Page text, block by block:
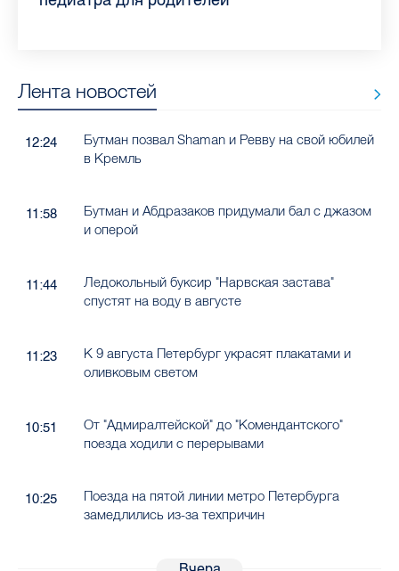
Лента новостей
12:24
Бутман позвал Shaman и Ревву на свой юбилей
в Кремль
11:58
Бутман и Абдразаков придумали бал с джазом
и оперой
11:44
Ледокольный буксир "Нарвская застава"
спустят на воду в августе
11:23
К 9 августа Петербург украсят плакатами и
оливковым светом
10:51
От "Адмиралтейской" до "Комендантского"
поезда ходили с перерывами
10:25
Поезда на пятой линии метро Петербурга
замедлились из-за техпричин